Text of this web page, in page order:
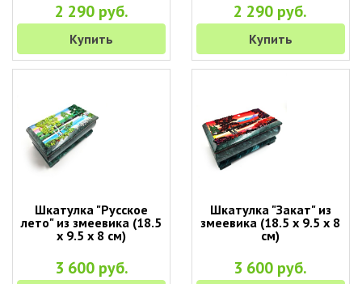
2 290 руб.
Купить
2 290 руб.
Купить
Шкатулка "Русское
лето" из змеевика (18.5
х 9.5 х 8 см)
3 600 руб.
Шкатулка "Закат" из
змеевика (18.5 х 9.5 х 8
см)
3 600 руб.